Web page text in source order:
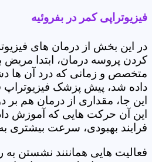
فیزیوتراپی کمر در بفروئیه
در این بخش از درمان های
کردن پروسه درمان، ابتدا مریض
متخصص و زمانی که درد آن ها
داده شد، پیش پزشک فیزیوتراپ
این جا، مقداری از درمان هم
این آن حرکت هایی که آموزش
فرایند بهبودی، سرعت بیشتری
فعالیت هایی هماننند نشستن